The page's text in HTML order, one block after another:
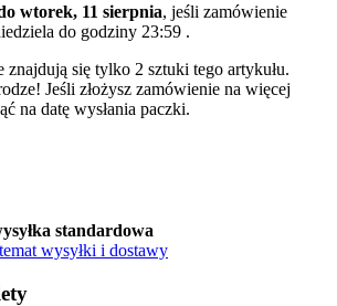
wtorek, 11 sierpnia, jeśli zamówienie
do godziny 23:59 .
znajdują się tylko 2 sztuki tego artykułu.
Jeśli złożysz zamówienie na więcej
na datę wysłania paczki.
standardowa
wysyłki i dostawy